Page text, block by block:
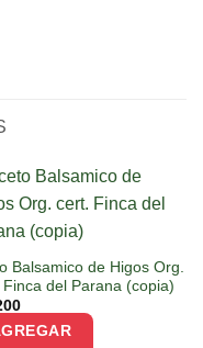
Balsamico de Higos Org.
del Parana (copia)